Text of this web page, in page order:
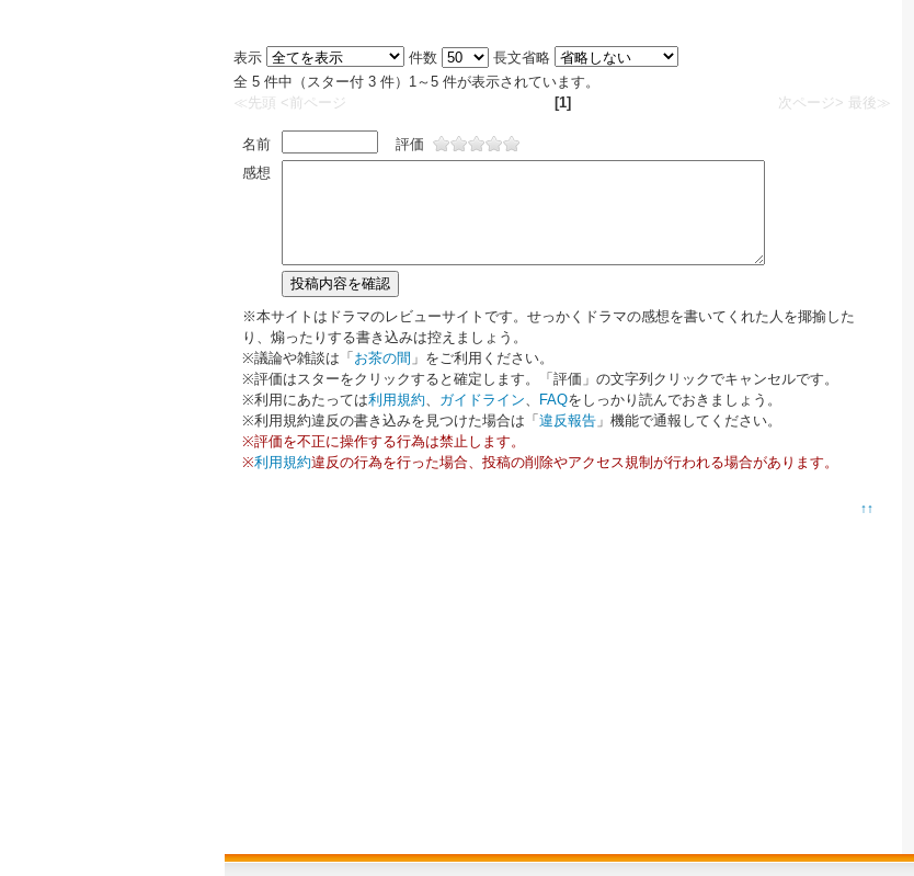
表示 件数
長文省略
全 5 件中（スター付 3 件）1～5 件が表示されています。
≪先頭 <前ページ 次ページ> 最後≫
[1]
名前
評価
感想
※本サイトはドラマのレビューサイトです。せっかくドラマの感想を書いてくれた人を揶揄した
り、煽ったりする書き込みは控えましょう。
※議論や雑談は「 お茶の間 」をご利用ください。
※評価はスターをクリックすると確定します。「評価」の文字列クリックでキャンセルです。
※利用にあたっては利用規約、 ガイドライン、 FAQをしっかり読んでおきましょう。
※利用規約違反の書き込みを見つけた場合は「 違反報告 」機能で通報してください。
※評価を不正に操作する行為は禁止します。
※利用規約違反の行為を行った場合、投稿の削除やアクセス規制が行われる場合があります。
↑↑